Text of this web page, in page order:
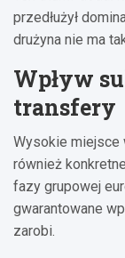
przedłużył
drużyna nie ma
Wpływ
transfery
Wysokie miejsce
również
fazy grupowej
gwarantowane
zarobi.